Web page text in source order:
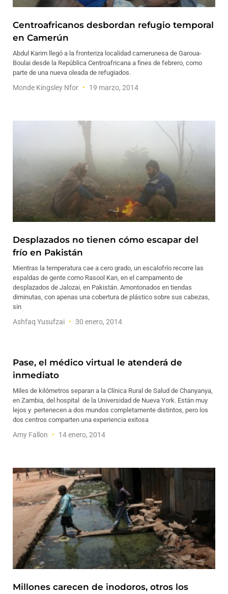
Centroafricanos desbordan refugio temporal
en Camerún
Abdul Karim llegó a la fronteriza localidad camerunesa de Garoua-
Boulai desde la República Centroafricana a fines de febrero, como
parte de una nueva oleada de refugiados.
Monde Kingsley Nfor 19 marzo, 2014
Desplazados no tienen cómo escapar del
frío en Pakistán
Mientras la temperatura cae a cero grado, un escalofrío recorre las
espaldas de gente como Rasool Kan, en el campamento de
desplazados de Jalozai, en Pakistán. Amontonados en tiendas
diminutas, con apenas una cobertura de plástico sobre sus cabezas,
sin
Ashfaq Yusufzai 30 enero, 2014
Pase, el médico virtual le atenderá de
inmediato
Miles de kilómetros separan a la Clínica Rural de Salud de Chanyanya,
en Zambia, del hospital de la Universidad de Nueva York. Están muy
lejos y pertenecen a dos mundos completamente distintos, pero los
dos centros comparten una experiencia exitosa
Amy Fallon 14 enero, 2014
Millones carecen de inodoros, otros los